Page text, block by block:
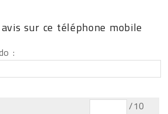
sur ce téléphone mobile
:
/10